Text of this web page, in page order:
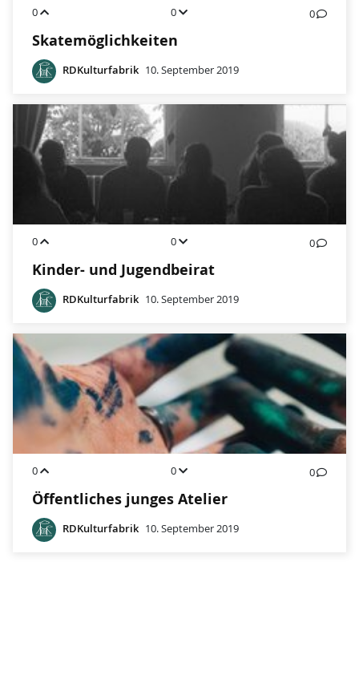
0 0 0
Skatemöglichkeiten
RDKulturfabrik 10. September 2019
0 0 0
Kinder- und Jugendbeirat
RDKulturfabrik 10. September 2019
0 0 0
Öffentliches junges Atelier
RDKulturfabrik 10. September 2019